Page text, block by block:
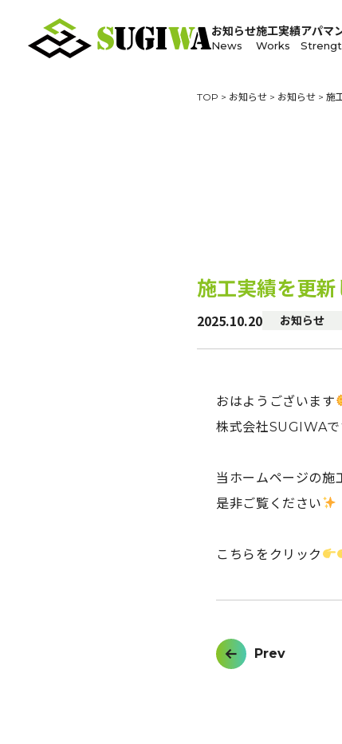
お知らせ
News
施工実績
Works
アパマ
TOP > お知らせ > お知らせ > 施
施工実績を更新
2025.10.20 お知らせ
おはようございます
株式会社SUGIWAで
当ホームページの施
是非ご覧ください
こちらをクリック
投
稿
Prev